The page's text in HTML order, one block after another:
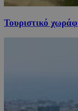
Τουριστικό